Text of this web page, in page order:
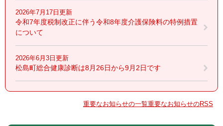
2026年7月17日更新
令和7年度税制改正に伴う令和8年度介護保険料の特例措置
について
2026年6月3日更新
松島町総合健康診断は8月26日から9月2日です
重要なお知らせの一覧重要なお知らせのRSS